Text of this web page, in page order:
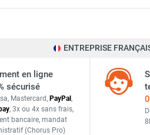
ENTREPRISE
en ligne
sécurisé
Mastercard, PayPal ,
, 3x ou 4x sans frais,
bancaire, mandat
(Chorus Pro)